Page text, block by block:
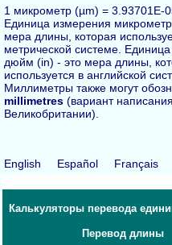
1 микрометр (µm) = 3.93701E-
Единица измерения
мера длины, которая
метрической системе.
дюйм (in) - это мера длины,
используется в английской
Миллиметры также могут
millimetres (вариант
Великобритании).
English Español Français
Калькуляторы перевода
Перевод длины